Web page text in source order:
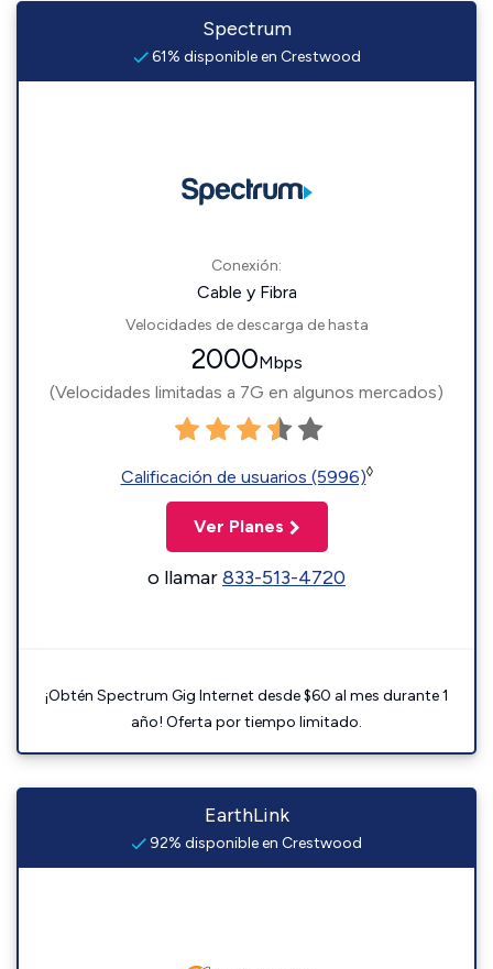
Spectrum
61% disponible en Crestwood
Conexión:
Cable y Fibra
Velocidades de descarga de hasta
2000Mbps
(Velocidades limitadas a 7G en algunos mercados)
Calificación de usuarios (5996)◊
Ver Planes
o llamar833-513-4720
¡Obtén Spectrum Gig Internet desde $60 al mes durante 1
año! Oferta por tiempo limitado.
EarthLink
92% disponible en Crestwood